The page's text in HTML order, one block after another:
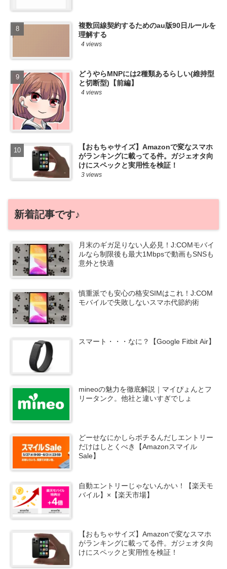
複数回線契約するためのau版90日ルールを
理解する
4 views
どうやらMNPには2種類あるらしい(維持型
と切断型)【前編】
4 views
【おもちゃサイズ】Amazonで変なスマホ
がランキングに載ってる件。ガジェオタ向
けにスペックと実用性を検証！
3 views
新着記事です♪
月末のギガ足りない人必見！J:COMモバイ
ルなら制限後も最大1Mbpsで動画もSNSも
意外と快適
慎重派でも安心の格安SIMはこれ！J:COM
モバイルで失敗しないスマホ代節約術
スマート・・・なに？【Google Fitbit Air】
mineoの魅力を徹底解説｜マイぴょんとフ
リータンク。他社と違いすぎでしょ
どーせなにかしらポチるんだしエントリー
だけはしとくべき【Amazonスマイル
Sale】
自動エントリーじゃないんかい！【楽天モ
バイル】×【楽天市場】
【おもちゃサイズ】Amazonで変なスマホ
がランキングに載ってる件。ガジェオタ向
けにスペックと実用性を検証！